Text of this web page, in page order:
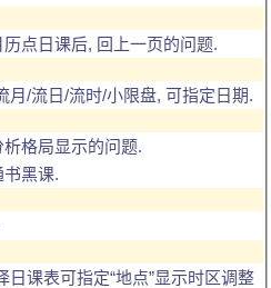
点日课后, 回上一页的问题.
月/流日/流时/小限盘, 可指定日期.
格局显示的问题.
黑课.
日课表可指定“地点”显示时区调整